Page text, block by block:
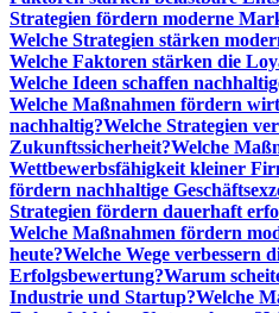
Strategien fördern moderne
Welche Strategien stärken
Welche Faktoren stärken die
Welche Ideen schaffen
Welche Maßnahmen fördern
nachhaltig?Welche Strategien
Zukunftssicherheit?Welche
Wettbewerbsfähigkeit kleiner
fördern nachhaltige
Strategien fördern dauerhaft
Welche Maßnahmen fördern
heute?Welche Wege verbessern
Erfolgsbewertung?Warum
Industrie und Startup?Welche